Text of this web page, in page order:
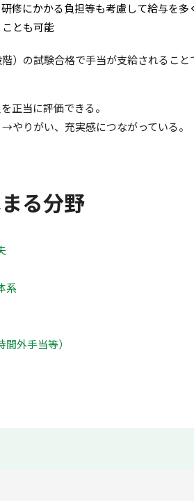
修にかかる負担等も考慮して給与を多
とも可能
）の試験合格で手当が支給されるこ
正当に評価できる。
やりがい、充実感につながっている。
る分野
系
外手当等）